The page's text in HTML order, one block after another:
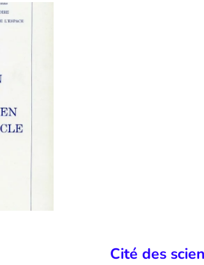
Cité des